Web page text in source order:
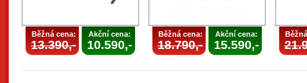
Běžná cena:
13.390,-
Akční cena:
10.590,-
Běžná cena:
18.790,-
Akční cena:
15.590,-